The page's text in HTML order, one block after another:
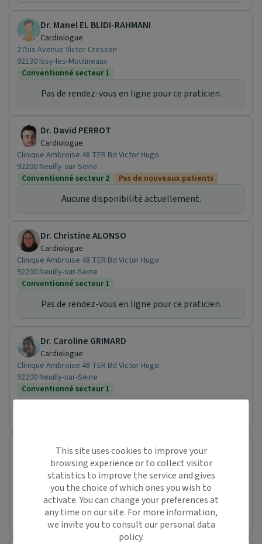
Dr. Manel EL BLIDI-RAHMANI
Cardiologue
27bis Avenue Victor Cresson
92130 Issy-les-Moulineaux
Conventionné secteur 1
Pas de rendez-vous en ligne pour ce praticien.
Dr. David PERROT
Cardiologue
Clinique Ambroise 48 TER Bd Victor Hugo
92200 Neuilly-sur-Seine
Conventionné secteur 2
Pas de nouveaux patients
Aucune disponibilité actuellement.
Dr. Christine ALONSO
Cardiologue
Clinique Ambroise 48 TER Bd Victor Hugo
92200 Neuilly-sur-Seine
Conventionné secteur 1
Pas de rendez-vous en ligne pour ce praticien.
Dr. Caroline GRIMARD
Cardiologue
Clinique Ambroise 48 TER Bd Victor Hugo
92200 Neuilly-sur-Seine
Conventionné secteur 1
Dr. Fabrice BAUER
Cardiologue
27bis Avenue Victor Cresson
92130 Issy-les-Moulineaux
Conventionné secteur 1
Pas de nouveaux patients
Aucune disponibilité actuellement.
This site uses cookies to improve your
browsing experience or to collect visitor
statistics to improve the service and gives
you the choice of which ones you wish to
activate. You can change your preferences at
any time on our site. For more information,
we invite you to consult our personal data
policy.